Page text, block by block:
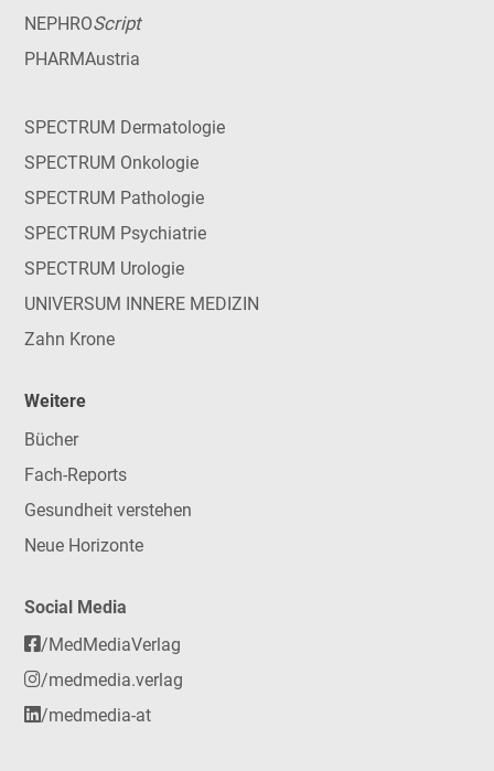
NEPHROScript
PHARMAustria
SPECTRUM Dermatologie
SPECTRUM Onkologie
SPECTRUM Pathologie
SPECTRUM Psychiatrie
SPECTRUM Urologie
UNIVERSUM INNERE MEDIZIN
Zahn Krone
Weitere
Bücher
Fach-Reports
Gesundheit verstehen
Neue Horizonte
Social Media
/MedMediaVerlag
/medmedia.verlag
/medmedia-at